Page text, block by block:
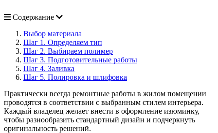
Содержание
Выбор материала
Шаг 1. Определяем тип
Шаг 2. Выбираем полимер
Шаг 3. Подготовительные работы
Шаг 4. Заливка
Шаг 5. Полировка и шлифовка
Практически всегда ремонтные работы в жилом помещении
проводятся в соответствии с выбранным стилем интерьера.
Каждый владелец желает внести в оформление изюминку,
чтобы разнообразить стандартный дизайн и подчеркнуть
оригинальность решений.